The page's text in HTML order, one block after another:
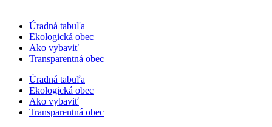
Úradná tabuľa
Ekologická obec
Ako vybaviť
Transparentná obec
Úradná tabuľa
Ekologická obec
Ako vybaviť
Transparentná obec